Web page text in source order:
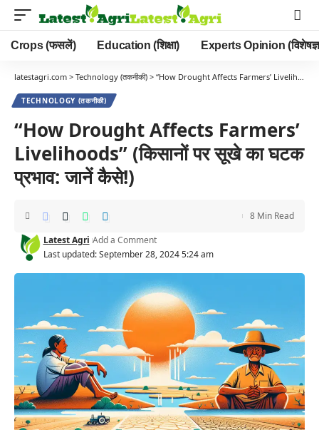
Crops (फसलें) Education (शिक्षा) Experts Opinion (विशेषज्ञ
latestagri.com > Technology (तकनीकी) > “How Drought Affects Farmers’ Livelihoods” (किसानों पर सूखे का घटक प्रभाव: जानें कैसे!)
TECHNOLOGY (तकनीकी)
“How Drought Affects Farmers’
Livelihoods” (किसानों पर सूखे का घटक
प्रभाव: जानें कैसे!)
Last updated: September 28, 2024 5:24 am
Latest Agri Add a Comment
8 Min Read